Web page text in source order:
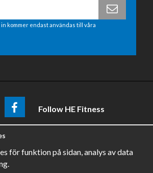
kommer endast användas till våra
Follow HE Fitness
aboutpromotions, news and training
för funktion på sidan, analys av data